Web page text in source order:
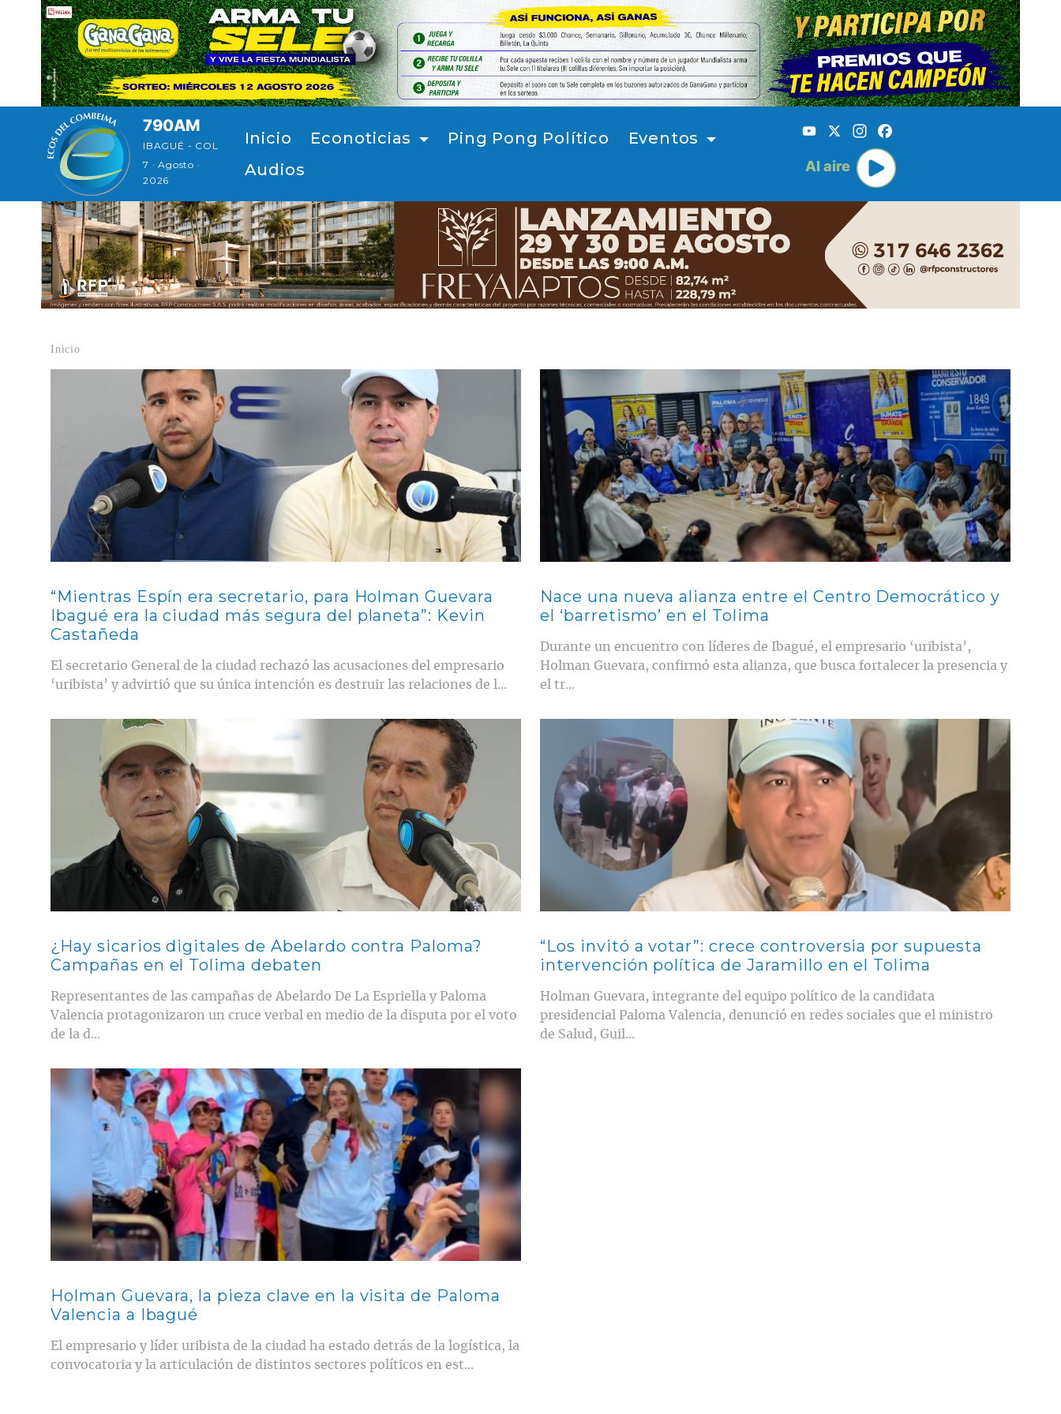
Pasar al contenido principal
790AM
IBAGUÉ - COL
7 · Agosto ·
2026
Inicio Econoticias Ping Pong Político
Eventos
Audios
YouTube
X Instagram
Al aire
Inicio
Contenido multimedia principal
“Mientras Espín era secretario, para Holman Guevara
Ibagué era la ciudad más segura del planeta”: Kevin
Castañeda
El secretario General de la ciudad rechazó las acusaciones del empresario
‘uribista’ y advirtió que su única intención es destruir las relaciones de l...
Contenido multimedia principal
Nace una nueva alianza entre el Centro Democrático y
el ‘barretismo’ en el Tolima
Durante un encuentro con líderes de Ibagué, el empresario ‘uribista’,
Holman Guevara, confirmó esta alianza, que busca fortalecer la presencia y
el tr...
Contenido multimedia principal
¿Hay sicarios digitales de Abelardo contra Paloma?
Campañas en el Tolima debaten
Representantes de las campañas de Abelardo De La Espriella y Paloma
Valencia protagonizaron un cruce verbal en medio de la disputa por el voto
de la d...
“Los invitó a votar”: crece controversia por supuesta
intervención política de Jaramillo en el Tolima
Holman Guevara, integrante del equipo político de la candidata
presidencial Paloma Valencia, denunció en redes sociales que el ministro
de Salud, Guil...
Contenido multimedia principal
Holman Guevara, la pieza clave en la visita de Paloma
Valencia a Ibagué
El empresario y líder uribista de la ciudad ha estado detrás de la logística, la
convocatoria y la articulación de distintos sectores políticos en est...